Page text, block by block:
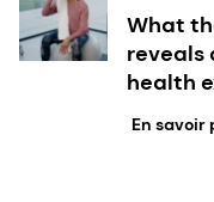
What
reveals
health
En savoir